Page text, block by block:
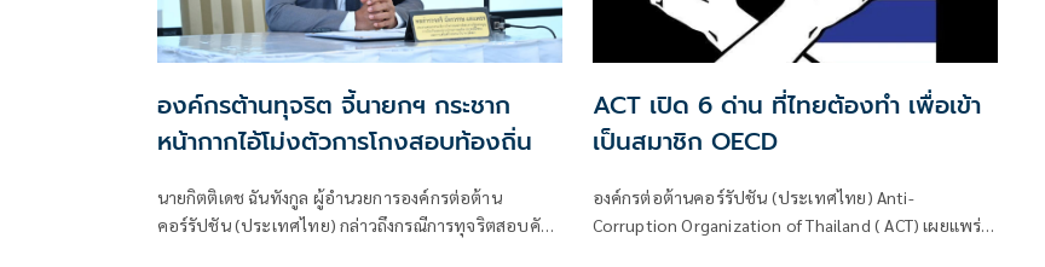
องค์กรต้านทุจริต จี้นายกฯ กระชาก
หน้ากากไอ้โม่งตัวการโกงสอบท้องถิ่น
นายกิตติเดช ฉันทังกูล ผู้อำนวยการองค์กรต่อต้าน
คอร์รัปชัน (ประเทศไทย) กล่าวถึงกรณีการทุจริตสอบคัด
ACT เปิด 6 ด่าน ที่ไทยต้องทำ เพื่อเข้า
เป็นสมาชิก OECD
องค์กรต่อต้านคอร์รัปชัน (ประเทศไทย) Anti-
Corruption Organization of Thailand ( ACT) เผยแพร่